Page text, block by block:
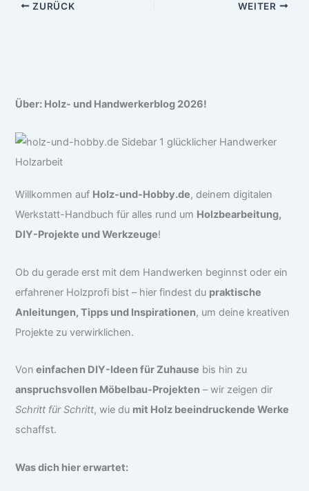
ZURÜCK WEITER
Über: Holz- und Handwerkerblog 2026!
Willkommen auf Holz-und-Hobby.de, deinem digitalen
Werkstatt-Handbuch für alles rund um Holzbearbeitung,
DIY-Projekte und Werkzeuge!
Ob du gerade erst mit dem Handwerken beginnst oder ein
erfahrener Holzprofi bist – hier findest du praktische
Anleitungen, Tipps und Inspirationen, um deine kreativen
Projekte zu verwirklichen.
Von einfachen DIY-Ideen für Zuhause bis hin zu
anspruchsvollen Möbelbau-Projekten – wir zeigen dir
Schritt für Schritt, wie du mit Holz beeindruckende Werke
schaffst.
Was dich hier erwartet: